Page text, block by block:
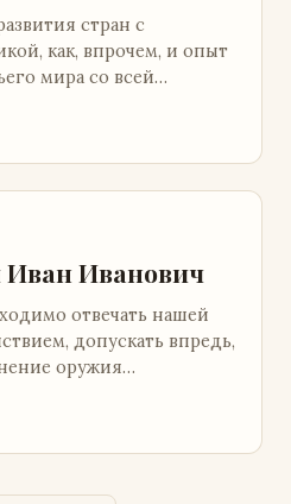
стран с
как, впрочем, и опыт
мира со всей
Иванович
отвечать нашей
допускать впредь,
оружия